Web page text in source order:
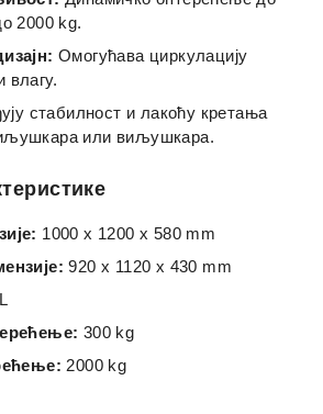
2000 kg.
Омогућава циркулацију
влагу.
стабилност и лакоћу кретања
или виљушкара.
1000 x 1200 x 580 mm
920 x 1120 x 430 mm
300 kg
2000 kg